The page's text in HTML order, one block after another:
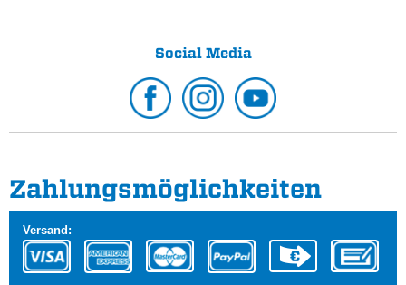
Social Media
Zahlungs­möglichkeiten
Versand: